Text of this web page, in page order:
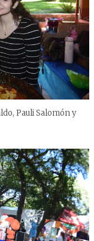
Pauli Salomón y